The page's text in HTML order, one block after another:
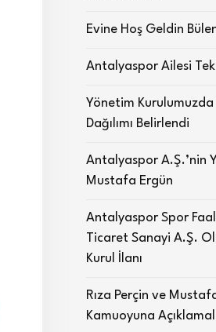
Evine Hoş Geldin
Antalyaspor Ailesi Tek
Yönetim
Dağılımı Belirlendi
Antalyaspor A.Ş.’nin
Mustafa Ergün
Antalyaspor Spor
Ticaret Sanayi A.Ş.
Kurul İlanı
Rıza Perçin ve
Kamuoyuna